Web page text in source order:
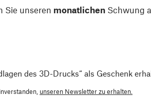
Sie unseren monatlichen Schwung
des 3D-Drucks“ als Geschenk
unseren Newsletter zu erhalten.